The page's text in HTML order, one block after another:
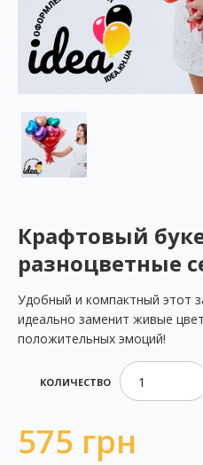
Крафтовый
разноцветные
Удобный и компактный этот
идеально заменит живые
положительных эмоций!
КОЛИЧЕСТВО
575 грн